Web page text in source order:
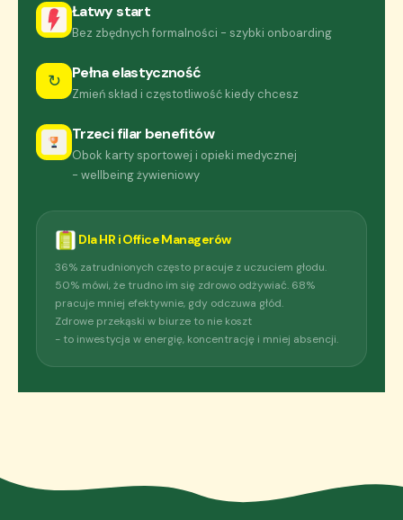
Łatwy start
Bez zbędnych formalności - szybki onboarding
↻ Pełna elastyczność
Zmień skład i częstotliwość kiedy chcesz
Trzeci filar benefitów
Obok karty sportowej i opieki medycznej
- wellbeing żywieniowy
Dla HR i Office Managerów
36% zatrudnionych często pracuje z uczuciem głodu.
50% mówi, że trudno im się zdrowo odżywiać. 68%
pracuje mniej efektywnie, gdy odczuwa głód.
Zdrowe przekąski w biurze to nie koszt
- to inwestycja w energię, koncentrację i mniej absencji.